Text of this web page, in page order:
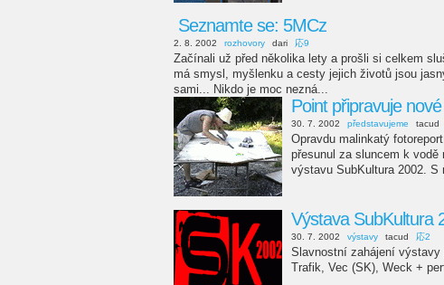
Seznamte se: 5MCz
2. 8. 2002 rozhovory dari 応9
Začínali už před několika lety a prošli si celkem
má smysl, myšlenku a cesty jejich životů jsou
sami... Nikdo je moc nezná...
Point připravuje
30. 7. 2002 představujeme tacud
Opravdu malinkatý
přesunul za sluncem k
výstavu SubKultura 2002. S
Výstava SubKultura
30. 7. 2002 výstavy tacud 応2
Slavnostní zahájení výstavy
Trafik, Vec (SK), Weck +